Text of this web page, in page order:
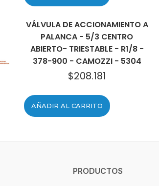
VÁLVULA DE ACCIONAMIENTO A
PALANCA - 5/3 CENTRO
ABIERTO- TRIESTABLE - R1/8 -
378-900 - CAMOZZI - 5304
$208.181
AÑADIR AL CARRITO
PRODUCTOS